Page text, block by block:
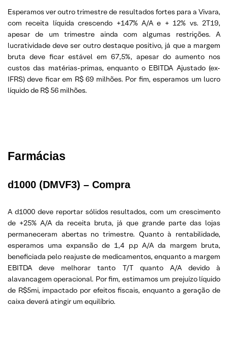
Esperamos ver outro trimestre de resultados fortes para a Vivara,
com receita líquida crescendo +147% A/A e + 12% vs. 2T19,
apesar de um trimestre ainda com algumas restrições. A
lucratividade deve ser outro destaque positivo, já que a margem
bruta deve ficar estável em 67,5%, apesar do aumento nos
custos das matérias-primas, enquanto o EBITDA Ajustado (ex-
IFRS) deve ficar em R$ 69 milhões. Por fim, esperamos um lucro
líquido de R$ 56 milhões.
Farmácias
d1000 (DMVF3) – Compra
A d1000 deve reportar sólidos resultados, com um crescimento
de +25% A/A da receita bruta, já que grande parte das lojas
permaneceram abertas no trimestre. Quanto à rentabilidade,
esperamos uma expansão de 1,4 p.p A/A da margem bruta,
beneficiada pelo reajuste de medicamentos, enquanto a margem
EBITDA deve melhorar tanto T/T quanto A/A devido à
alavancagem operacional. Por fim, estimamos um prejuízo líquido
de R$5mi, impactado por efeitos fiscais, enquanto a geração de
caixa deverá atingir um equilíbrio.